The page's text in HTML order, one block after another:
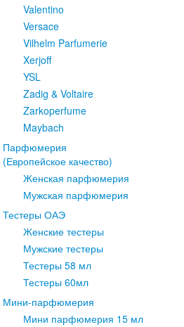
Valentino
Versace
Vilhelm Parfumerie
Xerjoff
YSL
Zadig & Voltaire
Zarkoperfume
Maybach
Парфюмерия
(Европейское качество)
Женская парфюмерия
Мужская парфюмерия
Тестеры ОАЭ
Женские тестеры
Мужские тестеры
Тестеры 58 мл
Тестеры 60мл
Мини-парфюмерия
Мини парфюмерия 15 мл